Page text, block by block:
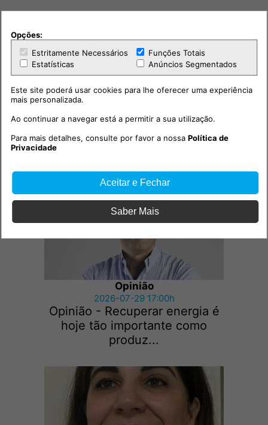
Opinião
Opinião - A República dos
Opinião
2026-07-29 17:00h
Opinião - Recuperar energia é
hoje tão importante como
produz...
Opções:
Estritamente Necessários
Funções Totais
Estatísticas
Anúncios Segmentados
Este site poderá usar cookies para lhe oferecer uma experiência
mais personalizada.
Ao continuar a navegar está a permitir a sua utilização.
Para mais detalhes, consulte por favor a nossaPolítica de
Privacidade
Aceitar e Fechar
Saber Mais